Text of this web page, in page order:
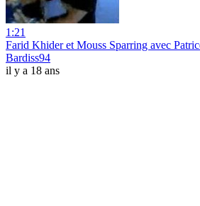
1:21
Farid Khider et Mouss Sparring avec
Bardiss94
il y a 18 ans